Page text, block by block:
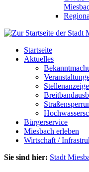
Startseite
Aktuelles
Bürgerservice
Miesbach erleben
Wirtschaft /
Sie sind hier: Stadt